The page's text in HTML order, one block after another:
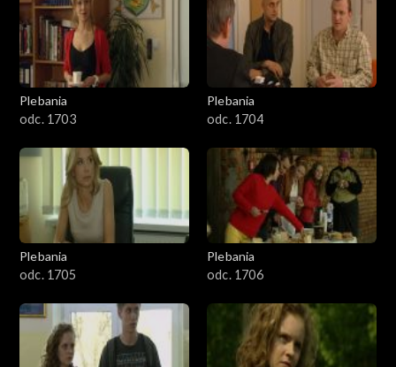
Wieczorem do Kasi puka Szymon, przytula się do smutnej Kasi i
zaczyna ją delikatnie całować.
501–600
601–700
801-900
901-1000
1001-1100
1101-1200
1201-1300
Plebania
odc. 1703
Plebania
odc. 1704
Plebania
odc. 1705
Plebania
odc. 1706